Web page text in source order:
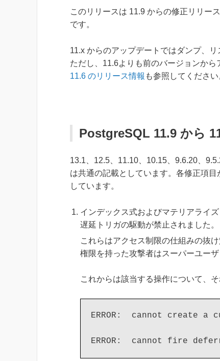
このリリースは 11.9 からの修正リリー
です。
11.x からのアップデートではダンプ、リ
ただし、11.6よりも前のバージョンから
11.6 のリリース情報 も参照してください
PostgreSQL 11.9 から
13.1、12.5、11.10、10.15、9.6.20、
は共通の記載としています。各修正項
しています。
インデックス式およびマテリアライ
遅延トリガの駆動が禁止されました
これらはアクセス制限の仕組みの抜
権限を持った攻撃者はスーパーユー
これからは該当する操作について、
ERROR:  cannot create a